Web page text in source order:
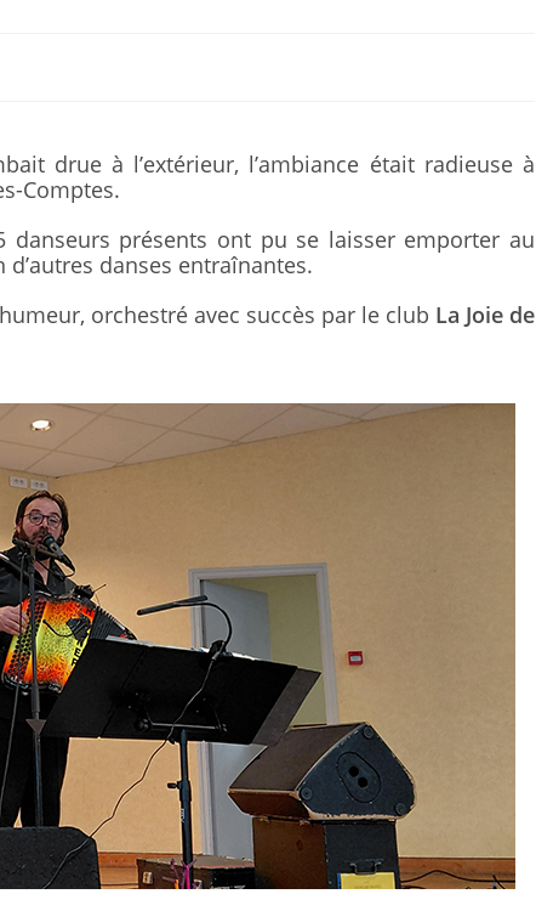
drue à l’extérieur, l’ambiance était radieuse à
Comptes.
danseurs présents ont pu se laisser emporter au
danses entraînantes.
orchestré avec succès par le club La Joie de